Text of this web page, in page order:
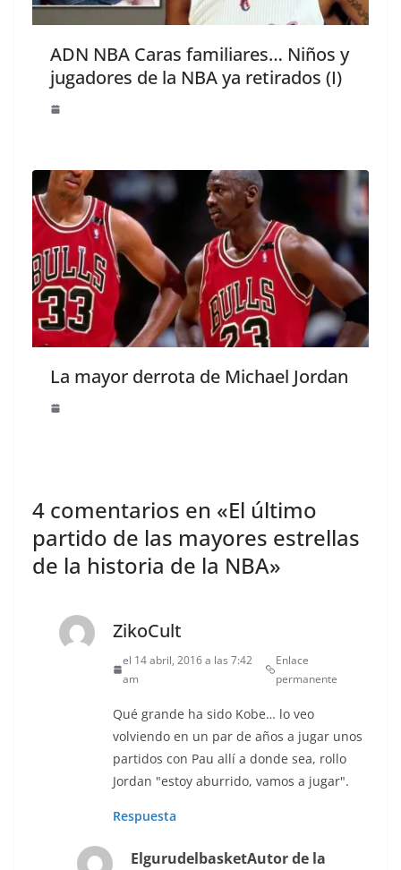
ADN NBA Caras familiares… Niños y
jugadores de la NBA ya retirados (I)
La mayor derrota de Michael Jordan
4 comentarios en «El último
partido de las mayores estrellas
de la historia de la NBA»
ZikoCult
el 14 abril, 2016 a las 7:42
am
Enlace
permanente
Qué grande ha sido Kobe… lo veo
volviendo en un par de años a jugar unos
partidos con Pau allí a donde sea, rollo
Jordan "estoy aburrido, vamos a jugar".
Respuesta
ElgurudelbasketAutor de la